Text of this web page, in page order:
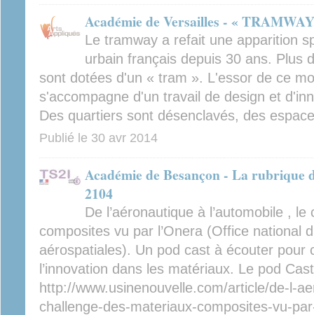
Académie de Versailles - «
Le tramway a refait une apparition
urbain français depuis 30 ans. Plus
sont dotées d'un « tram ». L'essor de ce
s'accompagne d'un travail de design et
Des quartiers sont désenclavés, des
Publié le 30 avr 2014
Académie de Besançon - La rubrique
2104
De l’aéronautique à l’automobile ,
composites vu par l’Onera (Office national
aérospatiales). Un pod cast à écouter pour
l’innovation dans les matériaux. Le pod
http://www.usinenouvelle.com/article/de-l-
challenge-des-materiaux-composites-vu-